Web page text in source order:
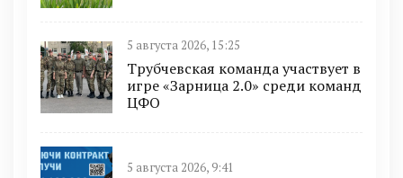
5 августа 2026, 15:25
Трубчевская команда участвует в
игре «Зарница 2.0» среди команд
ЦФО
5 августа 2026, 9:41